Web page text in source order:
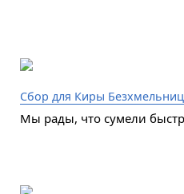
Сбор для Киры
Мы рады, что сумели